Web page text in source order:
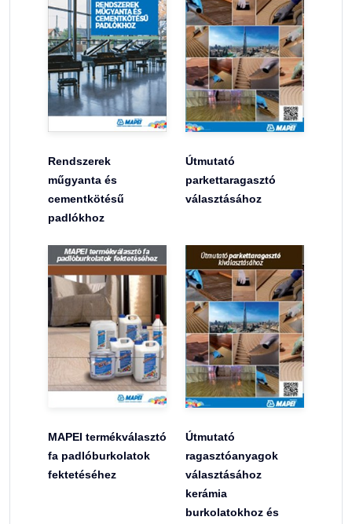
Rendszerek
műgyanta és
cementkötésű
padlókhoz
Útmutató
parkettaragasztó
választásához
MAPEI termékválasztó
fa padlóburkolatok
fektetéséhez
Útmutató
ragasztóanyagok
választásához
kerámia
burkolatokhoz és